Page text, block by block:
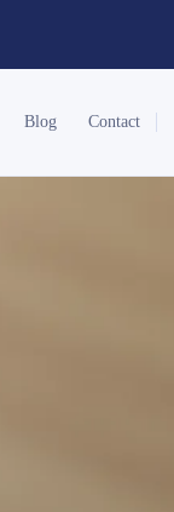
Blog Contact